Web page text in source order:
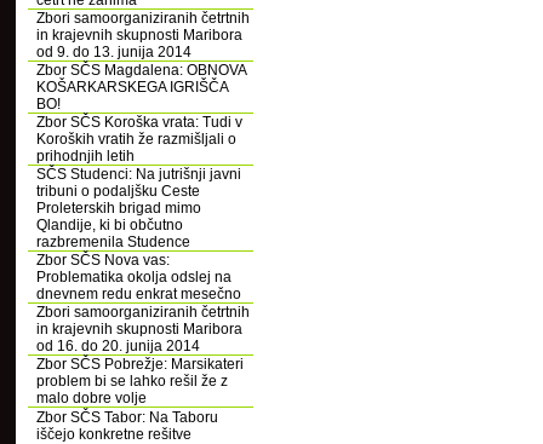
Zbori samoorganiziranih četrtnih
in krajevnih skupnosti Maribora
od 9. do 13. junija 2014
Zbor SČS Magdalena: OBNOVA
KOŠARKARSKEGA IGRIŠČA
BO!
Zbor SČS Koroška vrata: Tudi v
Koroških vratih že razmišljali o
prihodnjih letih
SČS Studenci: Na jutrišnji javni
tribuni o podaljšku Ceste
Proleterskih brigad mimo
Qlandije, ki bi občutno
razbremenila Studence
Zbor SČS Nova vas:
Problematika okolja odslej na
dnevnem redu enkrat mesečno
Zbori samoorganiziranih četrtnih
in krajevnih skupnosti Maribora
od 16. do 20. junija 2014
Zbor SČS Pobrežje: Marsikateri
problem bi se lahko rešil že z
malo dobre volje
Zbor SČS Tabor: Na Taboru
iščejo konkretne rešitve